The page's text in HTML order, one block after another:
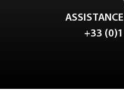
+33